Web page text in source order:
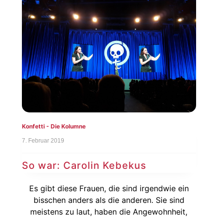
Konfetti - Die Kolumne
7. Februar 2019
So war: Carolin Kebekus
Es gibt diese Frauen, die sind irgendwie ein
bisschen anders als die anderen. Sie sind
meistens zu laut, haben die Angewohnheit,